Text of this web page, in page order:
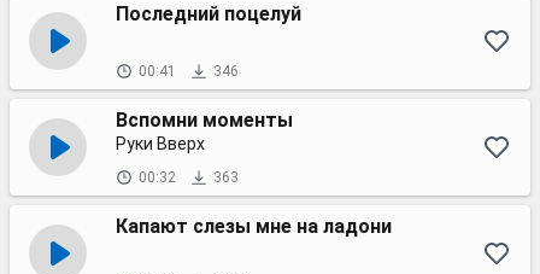
Последний поцелуй
00:41 346
Вспомни моменты
Руки Вверх
00:32 363
Капают слезы мне на ладони